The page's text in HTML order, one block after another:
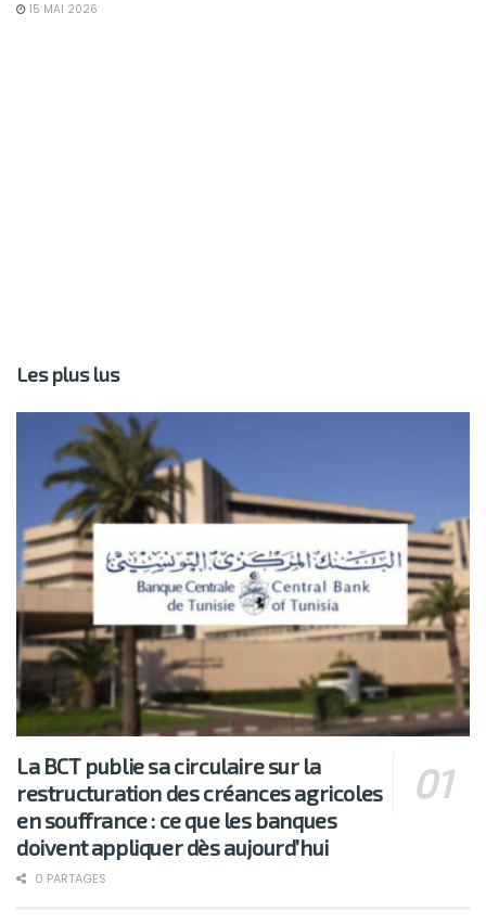
15 MAI 2026
Les plus lus
La BCT publie sa circulaire sur la
restructuration des créances agricoles
en souffrance : ce que les banques
doivent appliquer dès aujourd’hui
0 PARTAGES